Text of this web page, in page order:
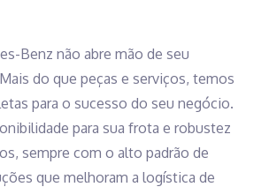
Benz não abre mão de seu
do que peças e serviços, temos
para o sucesso do seu negócio.
para sua frota e robustez
sempre com o alto padrão de
que melhoram a logística de